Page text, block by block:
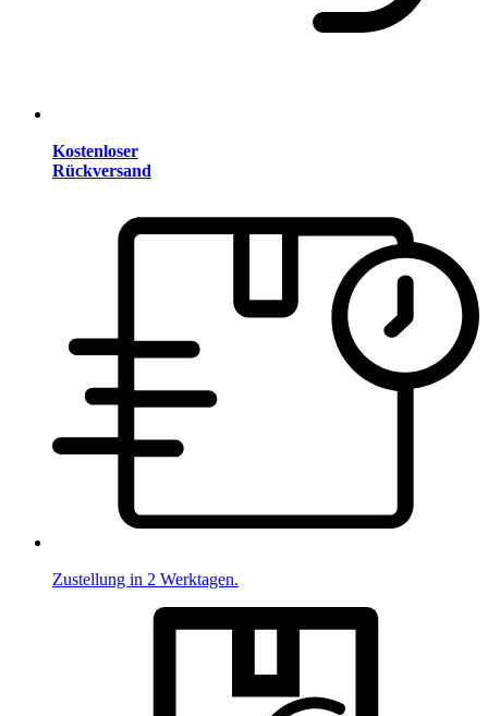
Kostenloser
Rückversand
Zustellung in 2 Werktagen.